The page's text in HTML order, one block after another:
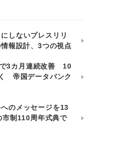
しないプレスリリ
報設計、3つの視点
3カ月連続改善 10
帝国データバンク
のメッセージを13
制110周年式典で